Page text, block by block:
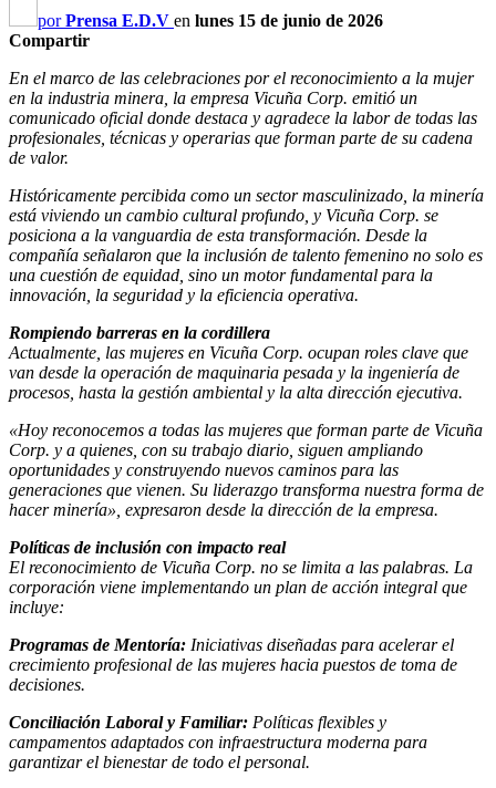
porPrensa E.D.V en lunes 15 de junio de 2026
Compartir
En el marco de las celebraciones por el reconocimiento a la mujer
en la industria minera, la empresa Vicuña Corp. emitió un
comunicado oficial donde destaca y agradece la labor de todas las
profesionales, técnicas y operarias que forman parte de su cadena
de valor.
Históricamente percibida como un sector masculinizado, la minería
está viviendo un cambio cultural profundo, y Vicuña Corp. se
posiciona a la vanguardia de esta transformación. Desde la
compañía señalaron que la inclusión de talento femenino no solo es
una cuestión de equidad, sino un motor fundamental para la
innovación, la seguridad y la eficiencia operativa.
Rompiendo barreras en la cordillera
Actualmente, las mujeres en Vicuña Corp. ocupan roles clave que
van desde la operación de maquinaria pesada y la ingeniería de
procesos, hasta la gestión ambiental y la alta dirección ejecutiva.
«Hoy reconocemos a todas las mujeres que forman parte de Vicuña
Corp. y a quienes, con su trabajo diario, siguen ampliando
oportunidades y construyendo nuevos caminos para las
generaciones que vienen. Su liderazgo transforma nuestra forma de
hacer minería», expresaron desde la dirección de la empresa.
Políticas de inclusión con impacto real
El reconocimiento de Vicuña Corp. no se limita a las palabras. La
corporación viene implementando un plan de acción integral que
incluye:
Programas de Mentoría: Iniciativas diseñadas para acelerar el
crecimiento profesional de las mujeres hacia puestos de toma de
decisiones.
Conciliación Laboral y Familiar: Políticas flexibles y
campamentos adaptados con infraestructura moderna para
garantizar el bienestar de todo el personal.